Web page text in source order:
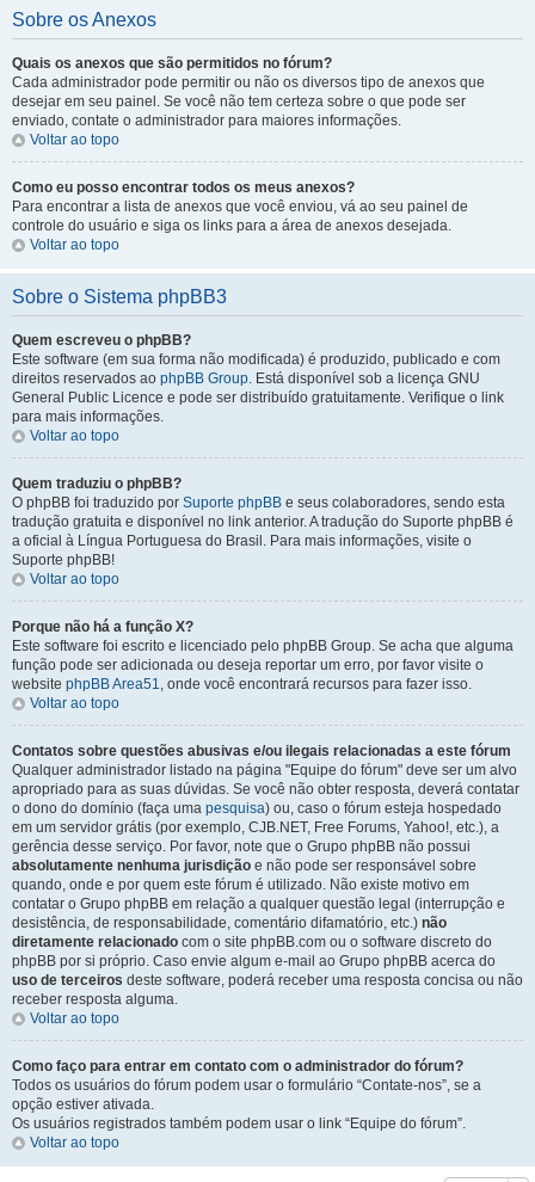
Sobre os Anexos
Quais os anexos que são permitidos no fórum?
Cada administrador pode permitir ou não os diversos tipo de anexos que
desejar em seu painel. Se você não tem certeza sobre o que pode ser
enviado, contate o administrador para maiores informações.
Voltar ao topo
Como eu posso encontrar todos os meus anexos?
Para encontrar a lista de anexos que você enviou, vá ao seu painel de
controle do usuário e siga os links para a área de anexos desejada.
Voltar ao topo
Sobre o Sistema phpBB3
Quem escreveu o phpBB?
Este software (em sua forma não modificada) é produzido, publicado e com
direitos reservados ao phpBB Group. Está disponível sob a licença GNU
General Public Licence e pode ser distribuído gratuitamente. Verifique o link
para mais informações.
Voltar ao topo
Quem traduziu o phpBB?
O phpBB foi traduzido por Suporte phpBB e seus colaboradores, sendo esta
tradução gratuita e disponível no link anterior. A tradução do Suporte phpBB é
a oficial à Língua Portuguesa do Brasil. Para mais informações, visite o
Suporte phpBB!
Voltar ao topo
Porque não há a função X?
Este software foi escrito e licenciado pelo phpBB Group. Se acha que alguma
função pode ser adicionada ou deseja reportar um erro, por favor visite o
website phpBB Area51, onde você encontrará recursos para fazer isso.
Voltar ao topo
Contatos sobre questões abusivas e/ou ilegais relacionadas a este fórum
Qualquer administrador listado na página "Equipe do fórum" deve ser um alvo
apropriado para as suas dúvidas. Se você não obter resposta, deverá contatar
o dono do domínio (faça uma pesquisa) ou, caso o fórum esteja hospedado
em um servidor grátis (por exemplo, CJB.NET, Free Forums, Yahoo!, etc.), a
gerência desse serviço. Por favor, note que o Grupo phpBB não possui
absolutamente nenhuma jurisdição e não pode ser responsável sobre
quando, onde e por quem este fórum é utilizado. Não existe motivo em
contatar o Grupo phpBB em relação a qualquer questão legal (interrupção e
desistência, de responsabilidade, comentário difamatório, etc.) não
diretamente relacionado com o site phpBB.com ou o software discreto do
phpBB por si próprio. Caso envie algum e-mail ao Grupo phpBB acerca do
uso de terceiros deste software, poderá receber uma resposta concisa ou não
receber resposta alguma.
Voltar ao topo
Como faço para entrar em contato com o administrador do fórum?
Todos os usuários do fórum podem usar o formulário “Contate-nos”, se a
opção estiver ativada.
Os usuários registrados também podem usar o link “Equipe do fórum”.
Voltar ao topo